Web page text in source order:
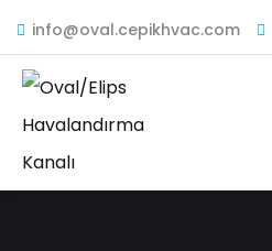
info@oval.cepikhvac.com